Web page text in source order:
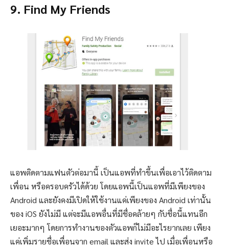
9. Find My Friends
แอพติดตามแฟนตัวต่อมานี้ เป็นแอพที่ทำขึ้นเพื่อเอาไว้ติดตาม
เพื่อน หรือครอบครัวได้ด้วย โดยแอพนี้เป็นแอพที่มีเพียงของ
Android และยังคงมีเปิดให้ใช้งานแค่เพียงของ Android เท่านั้น
ของ iOS ยังไม่มี แต่จะมีแอพอื่นที่มีชื่อคล้ายๆ กับชื่อนี้แทนอีก
เยอะมากๆ โดยการทำงานของตัวแอพก็ไม่มีอะไรยากเลย เพียง
แค่เพิ่มรายชื่อเพื่อนจาก email และส่ง invite ไป เมื่อเพื่อนหรือ